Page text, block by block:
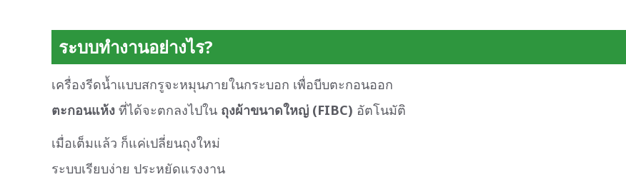
ระบบทำงานอย่างไร?
เครื่องรีดน้ำแบบสกรูจะหมุนภายในกระบอก เพื่อบีบตะกอนออก
ตะกอนแห้ง ที่ได้จะตกลงไปใน ถุงผ้าขนาดใหญ่ (FIBC) อัตโนมัติ
เมื่อเต็มแล้ว ก็แค่เปลี่ยนถุงใหม่
ระบบเรียบง่าย ประหยัดแรงงาน